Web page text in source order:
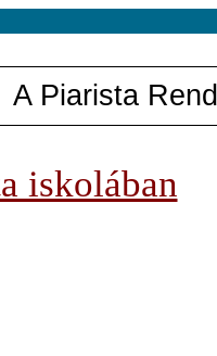
A Piarista
iskolában